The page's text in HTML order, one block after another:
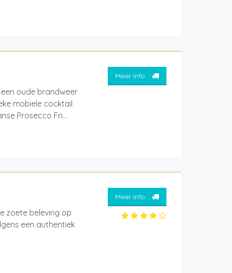
oude brandweer
mobiele cocktail
Prosecco Fri...
Meer info
zoete beleving op
een authentiek
Meer info